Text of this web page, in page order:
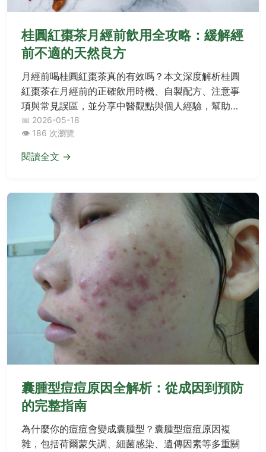
桂圓紅棗茶月經前飲用全攻略：緩解經
前不適的天然良方
月經前喝桂圓紅棗茶真的有效嗎？本文深度解析桂圓
紅棗茶在月經前的正確飲用時機、自製配方、注意事
項與常見誤區，並分享中醫觀點與個人經驗，幫助你
緩解經前不適，提升生活品質。
📅 2026-05-18
👁️ 186 次瀏覽
閱讀全文 →
囊腫型痘痘原因全解析：從成因到預防
的完整指南
為什麼你的痘痘會變成囊腫型？囊腫型痘痘原因複
雜，包括荷爾蒙失調、細菌感染、遺傳因素等多重關